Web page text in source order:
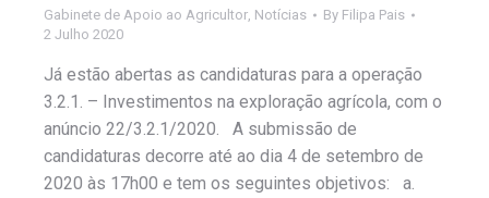
Gabinete de Apoio ao Agricultor Notícias By Filipa Pais
2 Julho 2020
Já estão abertas as candidaturas para a operação
3.2.1. – Investimentos na exploração agrícola, com o
anúncio 22/3.2.1/2020. A submissão de
candidaturas decorre até ao dia 4 de setembro de
2020 às 17h00 e tem os seguintes objetivos: a.